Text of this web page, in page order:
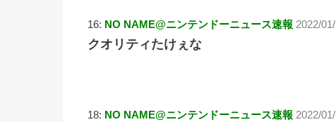
16: NO NAME@ニンテンドーニュース速報 2022/
クオリティたけぇな
18: NO NAME@ニンテンドーニュース速報 2022/